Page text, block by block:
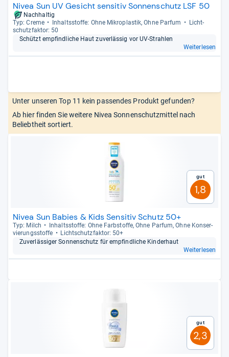
Nivea Sun UV Gesicht sensitiv Sonnenschutz LSF 50
Nachhaltig
Typ: Creme
Inhaltss­toffe: Ohne Mikro­plas­tik, Ohne Par­fum
Licht­
schutz­fak­tor: 50
Schützt emp­find­li­che Haut zuver­läs­sig vor UV-​Strah­len
Weiterlesen
Unter unseren Top 11 kein passendes Produkt gefunden?
Ab hier finden Sie weitere Nivea Sonnenschutzmittel nach
Beliebtheit sortiert.
Gut
1,8
Nivea Sun Babies & Kids Sensitiv Schutz 50+
Typ: Milch
Inhaltss­toffe: Ohne Farb­stoffe, Ohne Par­fum, Ohne Kon­ser­
vie­rungs­stoffe
Licht­schutz­fak­tor: 50+
Zuver­läs­si­ger Son­nen­schutz für emp­find­li­che Kin­der­haut
Weiterlesen
Gut
2,3